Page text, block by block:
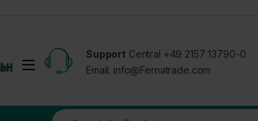
Open
Support Central +49 2157 13790-0
Email: info@Fernatrade.com
Search for: